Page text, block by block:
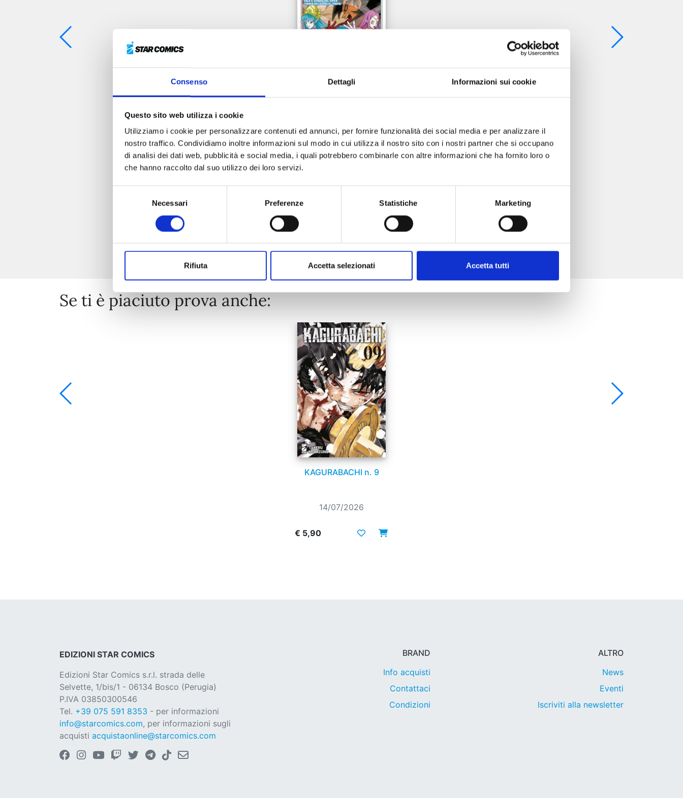
Consenso Dettagli Informazioni sui cookie
Questo sito web utilizza i cookie
Utilizziamo i cookie per personalizzare contenuti ed annunci, per fornire funzionalità dei social media e per analizzare il
nostro traffico. Condividiamo inoltre informazioni sul modo in cui utilizza il nostro sito con i nostri partner che si occupano
di analisi dei dati web, pubblicità e social media, i quali potrebbero combinarle con altre informazioni che ha fornito loro o
che hanno raccolto dal suo utilizzo dei loro servizi.
Necessari Preferenze Statistiche Marketing
Rifiuta Accetta selezionati Accetta tutti
SUPER DRAGON BALL HEROES - ULTRA GOD MISSION!!!! n. 4
21/10/2025
Se ti è piaciuto prova anche:
KAGURABACHI n. 9
14/07/2026
€ 5,90
EDIZIONI STAR COMICS
Edizioni Star Comics s.r.l. strada delle
Selvette, 1/bis/1 - 06134 Bosco (Perugia)
P.IVA 03850300546
Tel. +39 075 591 8353 - per informazioni
info@starcomics.com, per informazioni sugli
acquisti acquistaonline@starcomics.com
BRAND
Info acquisti
Contattaci
Condizioni
ALTRO
News
Eventi
Iscriviti alla newsletter